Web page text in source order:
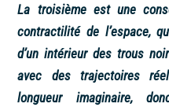
La troisième est une
contractilité de l’espace,
d’un intérieur des trous
avec des trajectoires
longueur imaginaire,